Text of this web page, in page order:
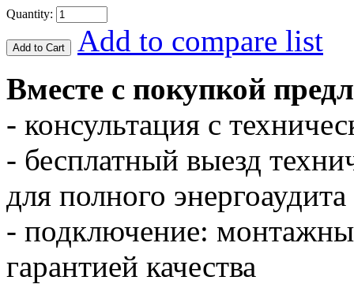
Quantity:
Add to compare list
Вместе с покупкой
- консультация с
- бесплатный выезд
для полного энергоаудита
- подключение:
гарантией качества